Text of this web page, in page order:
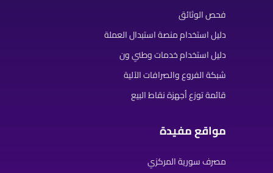
فحص الوثائق
دليل استخدام منصة استبدال العملة
دليل استخدام خدمات وطني ون
شبكة الفروع والصرافات الآلية
قائمة توزع أجهزة نقاط البيع
مواقع مفيدة
مصرف سورية المركزي